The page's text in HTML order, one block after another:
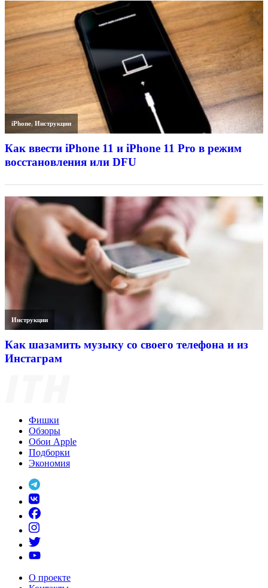
iPhone,Инструкции
Как ввести iPhone 11 и iPhone 11 Pro в режим
восстановления или DFU
Инструкции
Как шазамить музыку со своего телефона и из
Инстаграм
Фишки
Обзоры
Обои Apple
Подборки
Экономия
О проекте